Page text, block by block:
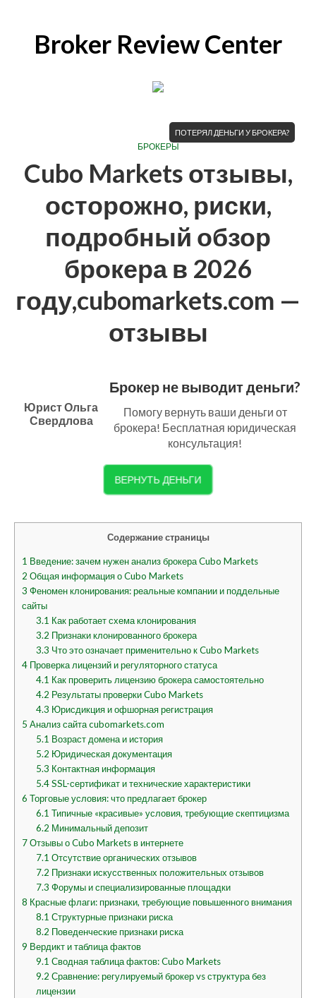
Broker Review Center
ПОТЕРЯЛ ДЕНЬГИ У БРОКЕРА?
БРОКЕРЫ
Cubo Markets отзывы,
осторожно, риски,
подробный обзор
брокера в 2026
году,cubomarkets.com —
отзывы
Юрист Ольга
Свердлова
Брокер не выводит деньги?
Помогу вернуть ваши деньги от
брокера! Бесплатная юридическая
консультация!
ВЕРНУТЬ ДЕНЬГИ
Содержание страницы
1 Введение: зачем нужен анализ брокера Cubo Markets
2 Общая информация о Cubo Markets
3 Феномен клонирования: реальные компании и поддельные
сайты
3.1 Как работает схема клонирования
3.2 Признаки клонированного брокера
3.3 Что это означает применительно к Cubo Markets
4 Проверка лицензий и регуляторного статуса
4.1 Как проверить лицензию брокера самостоятельно
4.2 Результаты проверки Cubo Markets
4.3 Юрисдикция и офшорная регистрация
5 Анализ сайта cubomarkets.com
5.1 Возраст домена и история
5.2 Юридическая документация
5.3 Контактная информация
5.4SSL-сертификат и технические характеристики
6 Торговые условия: что предлагает брокер
6.1 Типичные «красивые» условия, требующие скептицизма
6.2 Минимальный депозит
7Отзывы о Cubo Markets в интернете
7.1 Отсутствие органических отзывов
7.2 Признаки искусственных положительных отзывов
7.3 Форумы и специализированные площадки
8 Красные флаги: признаки, требующие повышенного внимания
8.1 Структурные признаки риска
8.2 Поведенческие признаки риска
9 Вердикт и таблица фактов
9.1 Сводная таблица фактов: Cubo Markets
9.2 Сравнение: регулируемый брокер vs структура без
лицензии